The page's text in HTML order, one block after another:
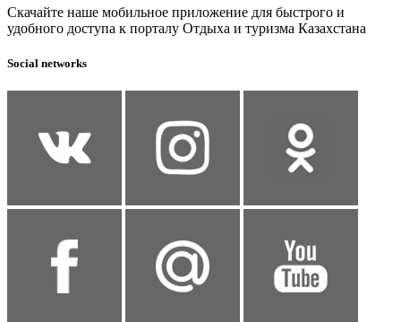
Скачайте наше мобильное приложение для быстрого и
удобного доступа к порталу Отдыха и туризма Казахстана
Social networks